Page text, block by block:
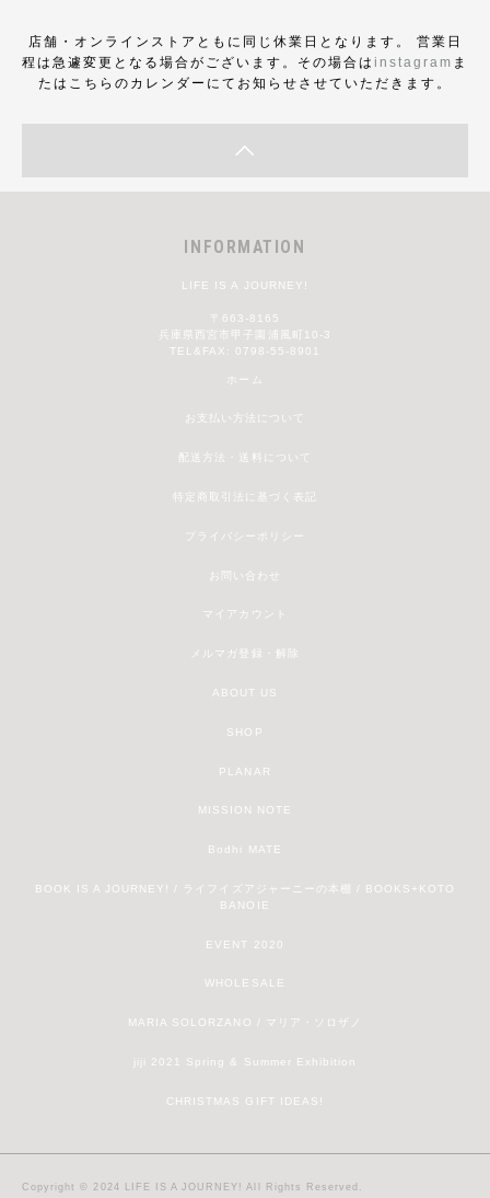
店舗・オンラインストアともに同じ休業日となります。 営業日
程は急遽変更となる場合がございます。その場合は instagram ま
たはこちらのカレンダーにてお知らせさせていただきます。
INFORMATION
LIFE IS A JOURNEY!
〒663-8165
兵庫県西宮市甲子園浦風町10-3
TEL&FAX: 0798-55-8901
ホーム
お支払い方法について
配送方法・送料について
特定商取引法に基づく表記
プライバシーポリシー
お問い合わせ
マイアカウント
メルマガ登録・解除
ABOUT US
SHOP
PLANAR
MISSION NOTE
Bodhi MATE
BOOK IS A JOURNEY! / ライフイズアジャーニーの本棚 / BOOKS+KOTO
BANOIE
EVENT 2020
WHOLESALE
MARIA SOLORZANO / マリア・ソロザノ
jiji 2021 Spring & Summer Exhibition
CHRISTMAS GIFT IDEAS!
Copyright © 2024 LIFE IS A JOURNEY! All Rights Reserved.